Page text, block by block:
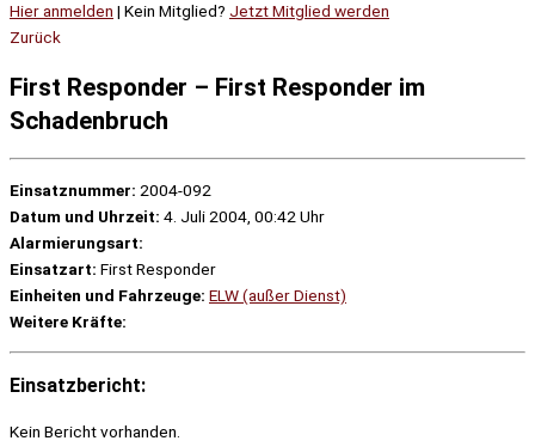
Hier anmelden | Kein Mitglied? Jetzt Mitglied werden
Zurück
First Responder – First Responder im
Schadenbruch
Einsatznummer: 2004-092
Datum und Uhrzeit: 4. Juli 2004, 00:42 Uhr
Alarmierungsart:
Einsatzart: First Responder
Einheiten und Fahrzeuge: ELW (außer Dienst)
Weitere Kräfte:
Einsatzbericht:
Kein Bericht vorhanden.